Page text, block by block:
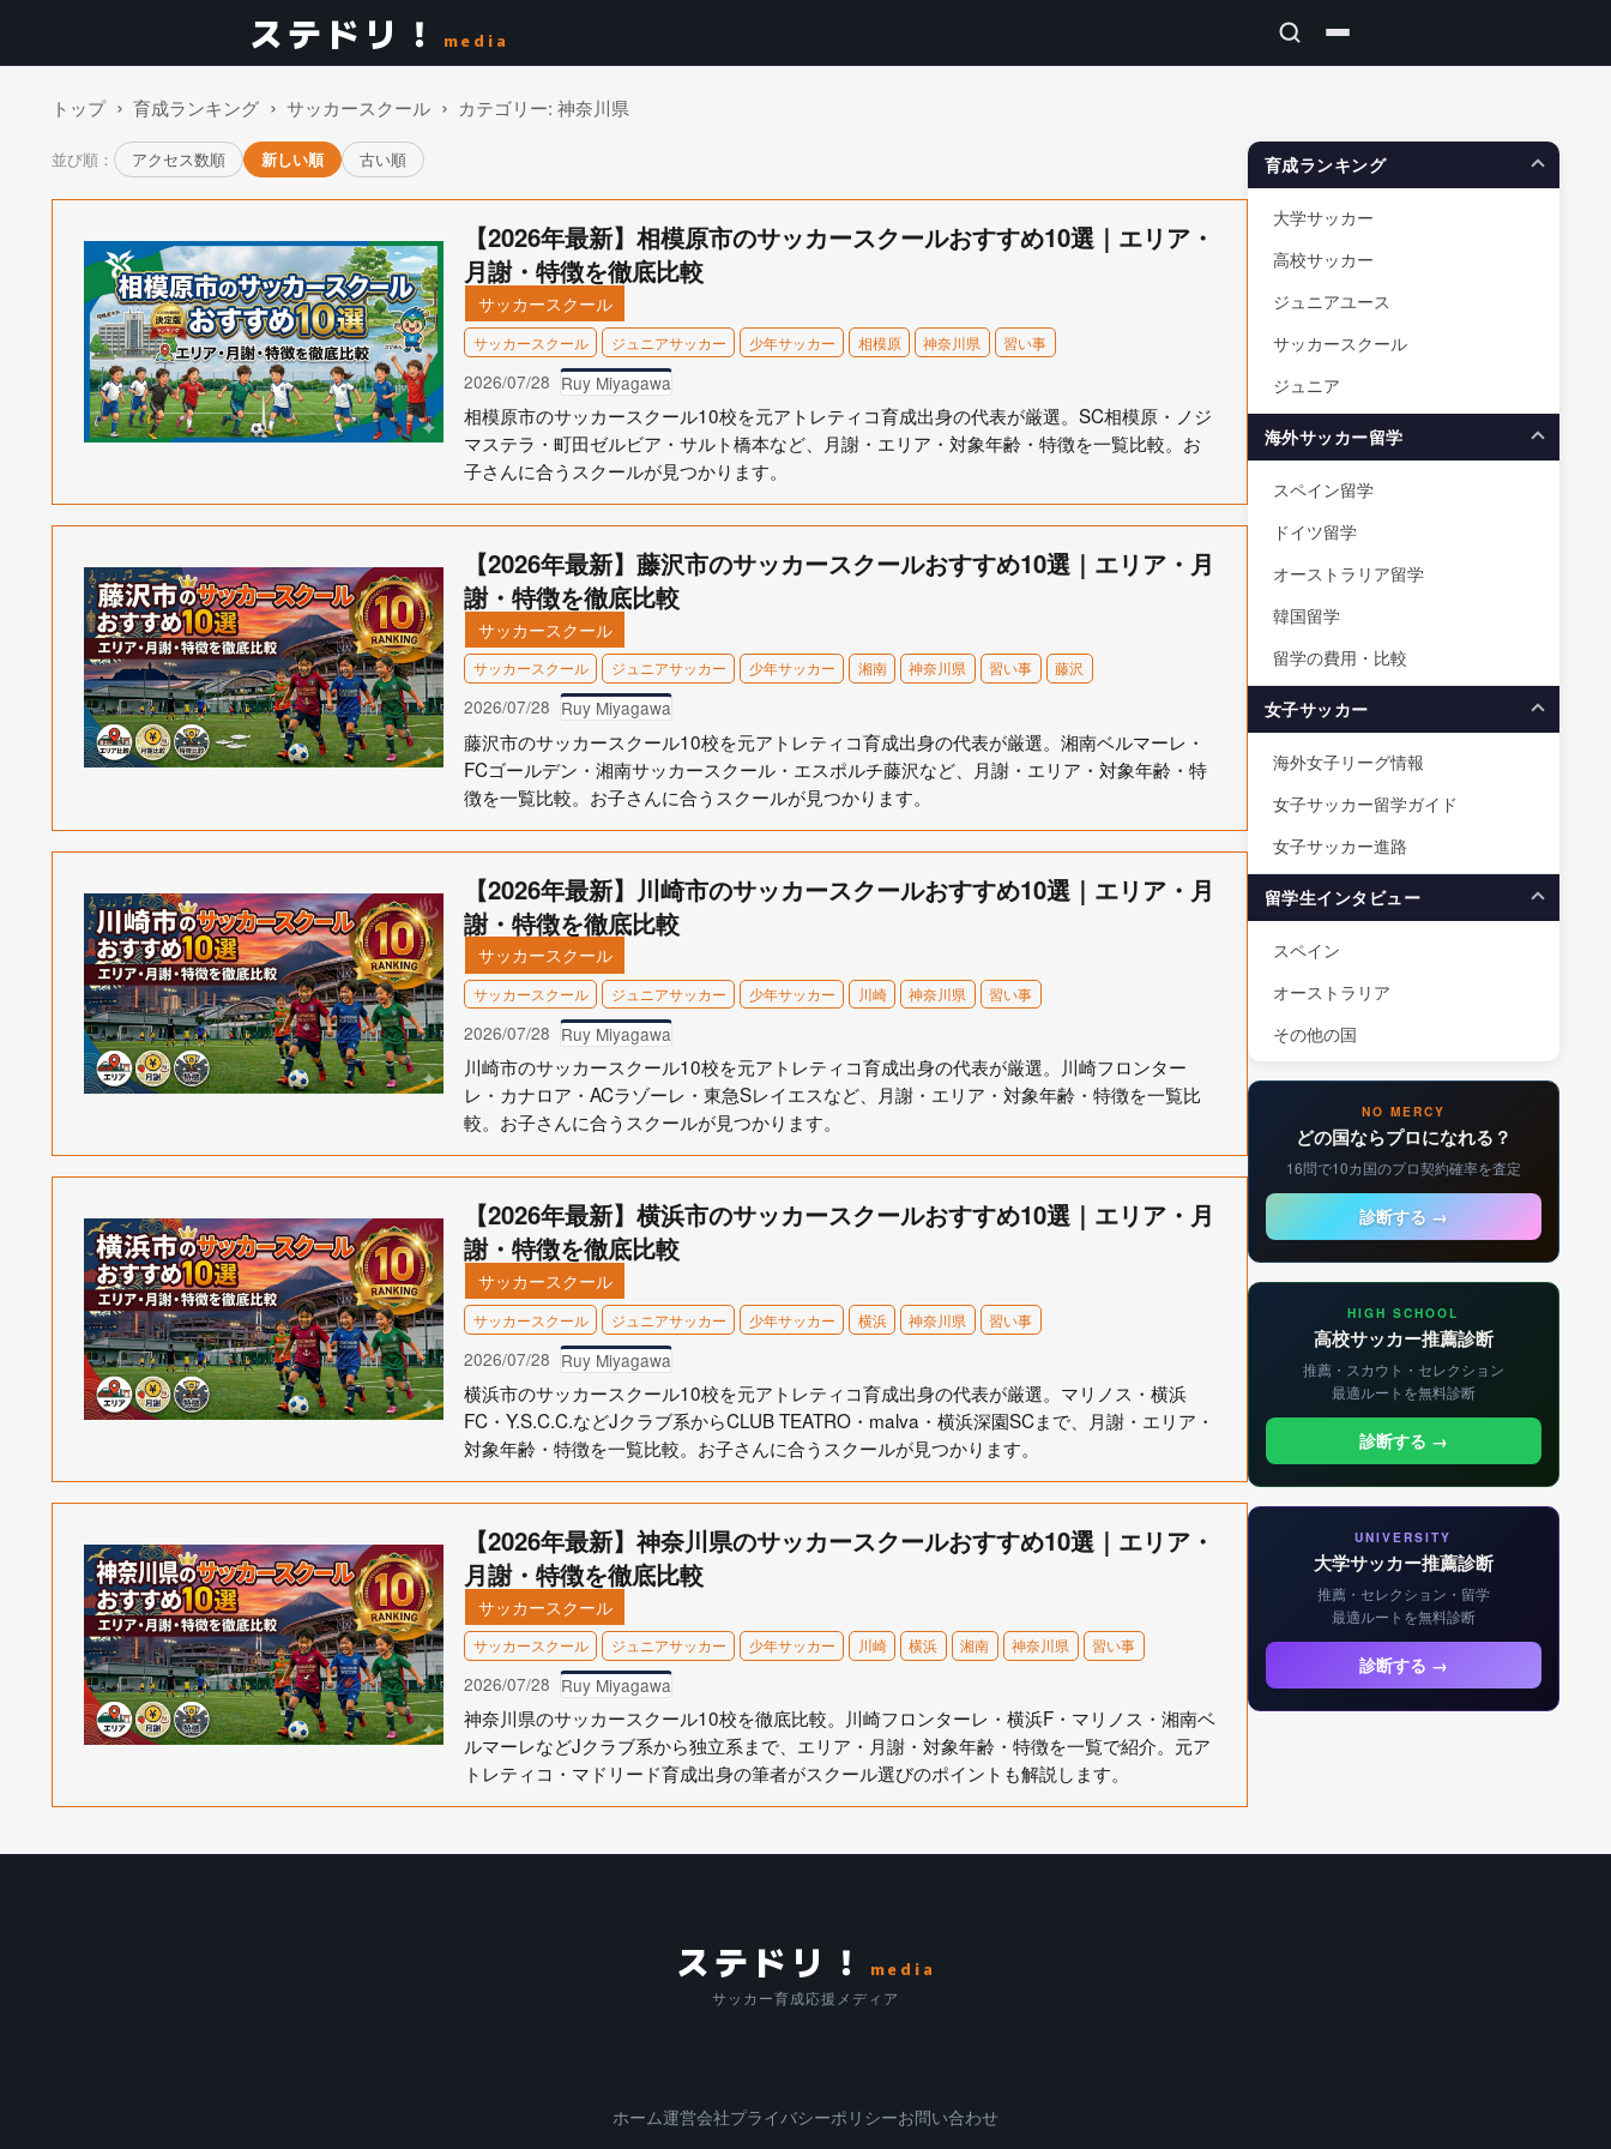
ステドリ！ media
トップ 育成ランキング サッカースクール カテゴリー:神奈川県
並び順： アクセス数順 新しい順 古い順
【2026年最新】相模原市のサッカースクールおすすめ10選｜エリア・
月謝・特徴を徹底比較
サッカースクール
サッカースクール ジュニアサッカー 少年サッカー 相模原 神奈川県 習い事
2026/07/28 Ruy Miyagawa
相模原市のサッカースクール10校を元アトレティコ育成出身の代表が厳選。SC相模原・ノジ
マステラ・町田ゼルビア・サルト橋本など、月謝・エリア・対象年齢・特徴を一覧比較。お
子さんに合うスクールが見つかります。
【2026年最新】藤沢市のサッカースクールおすすめ10選｜エリア・月
謝・特徴を徹底比較
サッカースクール
サッカースクール ジュニアサッカー 少年サッカー 湘南 神奈川県 習い事 藤沢
2026/07/28 Ruy Miyagawa
藤沢市のサッカースクール10校を元アトレティコ育成出身の代表が厳選。湘南ベルマーレ・
FCゴールデン・湘南サッカースクール・エスポルチ藤沢など、月謝・エリア・対象年齢・特
徴を一覧比較。お子さんに合うスクールが見つかります。
【2026年最新】川崎市のサッカースクールおすすめ10選｜エリア・月
謝・特徴を徹底比較
サッカースクール
サッカースクール ジュニアサッカー 少年サッカー 川崎 神奈川県 習い事
2026/07/28 Ruy Miyagawa
川崎市のサッカースクール10校を元アトレティコ育成出身の代表が厳選。川崎フロンター
レ・カナロア・ACラゾーレ・東急Sレイエスなど、月謝・エリア・対象年齢・特徴を一覧比
較。お子さんに合うスクールが見つかります。
【2026年最新】横浜市のサッカースクールおすすめ10選｜エリア・月
謝・特徴を徹底比較
サッカースクール
サッカースクール ジュニアサッカー 少年サッカー 横浜 神奈川県 習い事
2026/07/28 Ruy Miyagawa
横浜市のサッカースクール10校を元アトレティコ育成出身の代表が厳選。マリノス・横浜
FC・Y.S.C.C.などJクラブ系からCLUB TEATRO・malva・横浜深園SCまで、月謝・エリア・
対象年齢・特徴を一覧比較。お子さんに合うスクールが見つかります。
【2026年最新】神奈川県のサッカースクールおすすめ10選｜エリア・
月謝・特徴を徹底比較
サッカースクール
サッカースクール ジュニアサッカー 少年サッカー 川崎 横浜 湘南 神奈川県 習い事
2026/07/28 Ruy Miyagawa
神奈川県のサッカースクール10校を徹底比較。川崎フロンターレ・横浜F・マリノス・湘南ベ
ルマーレなどJクラブ系から独立系まで、エリア・月謝・対象年齢・特徴を一覧で紹介。元ア
トレティコ・マドリード育成出身の筆者がスクール選びのポイントも解説します。
育成ランキング
大学サッカー
高校サッカー
ジュニアユース
サッカースクール
ジュニア
海外サッカー留学
スペイン留学
ドイツ留学
オーストラリア留学
韓国留学
留学の費用・比較
女子サッカー
海外女子リーグ情報
女子サッカー留学ガイド
女子サッカー進路
留学生インタビュー
スペイン
オーストラリア
その他の国
NO MERCY
どの国ならプロになれる？
16問で10カ国のプロ契約確率を査定
診断する →
HIGH SCHOOL
高校サッカー推薦診断
推薦・スカウト・セレクション
最適ルートを無料診断
診断する →
UNIVERSITY
大学サッカー推薦診断
推薦・セレクション・留学
最適ルートを無料診断
診断する →
ステドリ！ media
サッカー育成応援メディア
ホーム運営会社プライバシーポリシーお問い合わせ